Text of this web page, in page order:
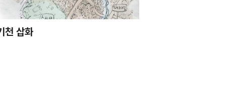
천 삽화